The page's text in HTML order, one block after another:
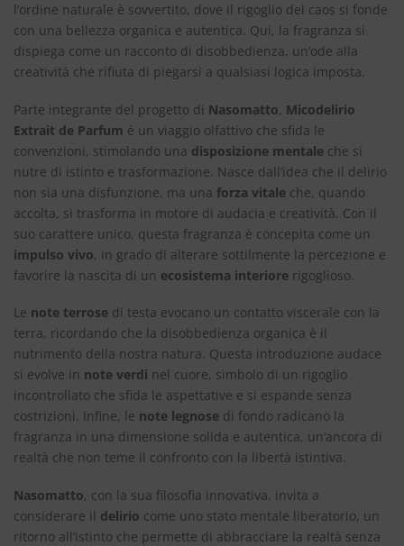
l’ordine naturale è sovvertito, dove il rigoglio del caos si fonde
con una bellezza organica e autentica. Qui, la fragranza si
dispiega come un racconto di disobbedienza, un’ode alla
creatività che rifiuta di piegarsi a qualsiasi logica imposta.
Parte integrante del progetto di Nasomatto, Micodelirio
Extrait de Parfum è un viaggio olfattivo che sfida le
convenzioni, stimolando una disposizione mentale che si
nutre di istinto e trasformazione. Nasce dall’idea che il delirio
non sia una disfunzione, ma una forza vitale che, quando
accolta, si trasforma in motore di audacia e creatività. Con il
suo carattere unico, questa fragranza è concepita come un
impulso vivo, in grado di alterare sottilmente la percezione e
favorire la nascita di un ecosistema interiore rigoglioso.
Le note terrose di testa evocano un contatto viscerale con la
terra, ricordando che la disobbedienza organica è il
nutrimento della nostra natura. Questa introduzione audace
si evolve in note verdi nel cuore, simbolo di un rigoglio
incontrollato che sfida le aspettative e si espande senza
costrizioni. Infine, le note legnose di fondo radicano la
fragranza in una dimensione solida e autentica, un’ancora di
realtà che non teme il confronto con la libertà istintiva.
Nasomatto, con la sua filosofia innovativa, invita a
considerare il delirio come uno stato mentale liberatorio, un
ritorno all’istinto che permette di abbracciare la realtà senza